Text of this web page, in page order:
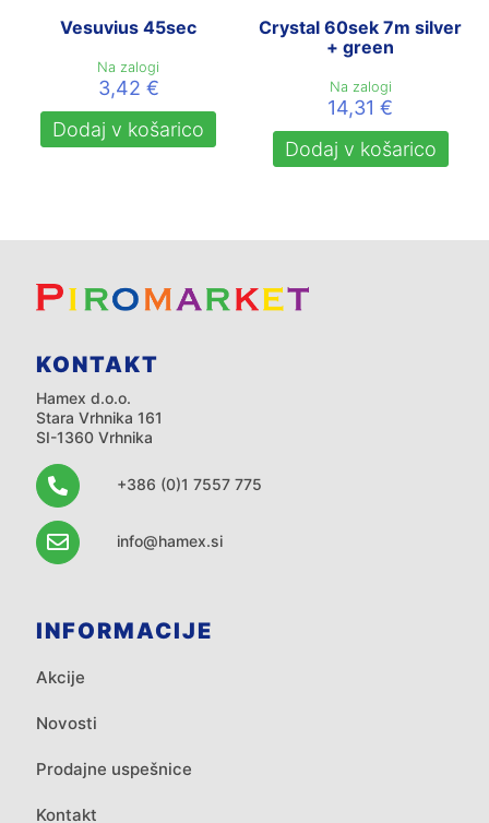
Vesuvius 45sec
Na zalogi
3,42 €
Dodaj v košarico
Crystal 60sek 7m silver
+ green
Na zalogi
14,31€
Dodaj v košarico
KONTAKT
Hamex d.o.o.
Stara Vrhnika 161
SI-1360 Vrhnika
+386 (0)1 7557 775
info@hamex.si
INFORMACIJE
Akcije
Novosti
Prodajne uspešnice
Kontakt